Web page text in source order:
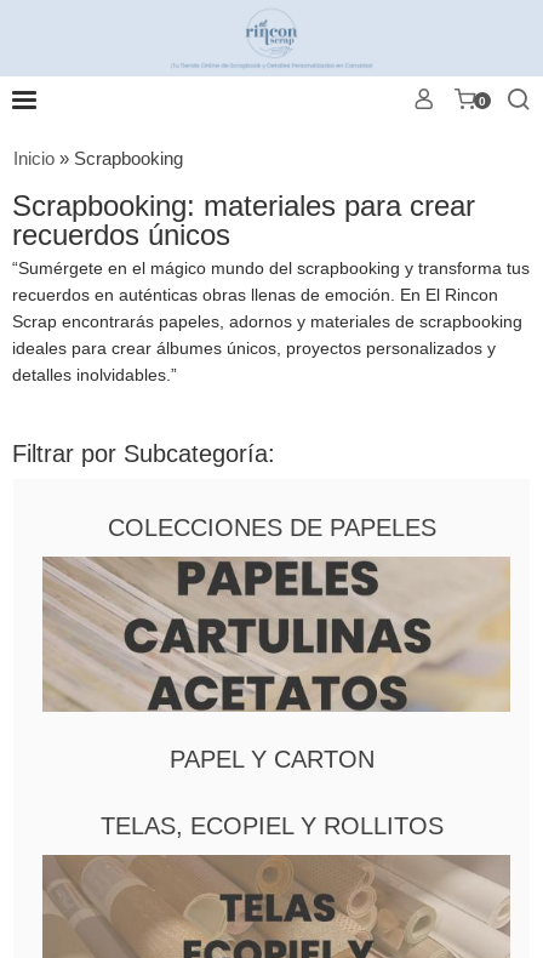
0
Inicio » Scrapbooking
Scrapbooking: materiales para crear
recuerdos únicos
“Sumérgete en el mágico mundo del scrapbooking y transforma tus
recuerdos en auténticas obras llenas de emoción. En El Rincon
Scrap encontrarás papeles, adornos y materiales de scrapbooking
ideales para crear álbumes únicos, proyectos personalizados y
detalles inolvidables.”
Filtrar por Subcategoría:
COLECCIONES DE PAPELES
PAPEL Y CARTON
TELAS, ECOPIEL Y ROLLITOS